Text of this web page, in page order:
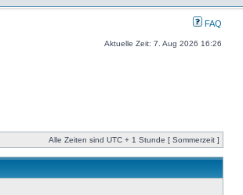
FAQ
Aktuelle Zeit: 7. Aug 2026 16:26
Alle Zeiten sind UTC + 1 Stunde [ Sommerzeit ]